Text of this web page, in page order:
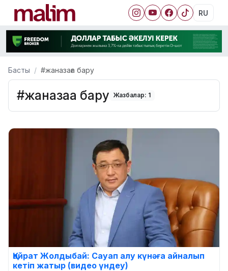
RU
Басты #жаназаға бару
#жаназаға бару Жазбалар: 1
Қайрат Жолдыбай: Сауап алу күнәға айналып
кетіп жатыр (видео үндеу)